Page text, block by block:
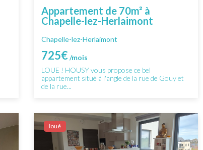
Appartement de 70m² à
Chapelle-lez-Herlaimont
Chapelle-lez-Herlaimont
725€/mois
LOUE ! HOUSY vous propose ce bel
appartement situé à l'angle de la rue de Gouy et
de la rue...
Ιoué